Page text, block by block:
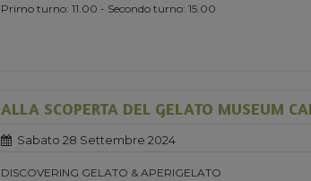
Primo turno: 11.00 - Secondo turno: 15.00
ALLA SCOPERTA DEL GELATO MUSEUM
Sabato 28 Settembre 2024
DISCOVERING GELATO & APERIGELATO